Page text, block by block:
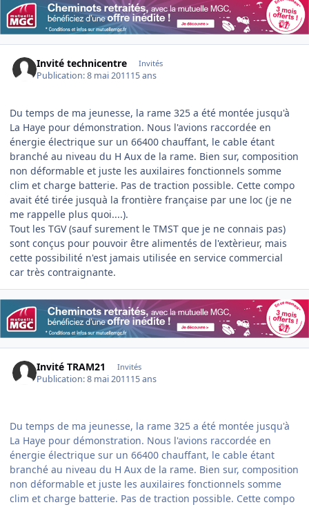
Invité technicentre Invités
Publication:8 mai 201115 ans
Du temps de ma jeunesse, la rame 325 a été montée jusqu'à
La Haye pour démonstration. Nous l'avions raccordée en
énergie électrique sur un 66400 chauffant, le cable étant
branché au niveau du H Aux de la rame. Bien sur, composition
non déformable et juste les auxilaires fonctionnels somme
clim et charge batterie. Pas de traction possible. Cette compo
avait été tirée jusquà la frontière française par une loc (je ne
me rappelle plus quoi....).
Tout les TGV (sauf surement le TMST que je ne connais pas)
sont conçus pour pouvoir être alimentés de l'extèrieur, mais
cette possibilité n'est jamais utilisée en service commercial
car très contraignante.
Invité TRAM21 Invités
Publication:8 mai 201115 ans
Du temps de ma jeunesse, la rame 325 a été montée jusqu'à
La Haye pour démonstration. Nous l'avions raccordée en
énergie électrique sur un 66400 chauffant, le cable étant
branché au niveau du H Aux de la rame. Bien sur, composition
non déformable et juste les auxilaires fonctionnels somme
clim et charge batterie. Pas de traction possible. Cette compo